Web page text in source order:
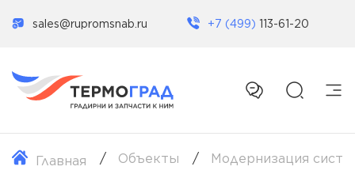
sales@rupromsnab.ru +7 (499) 113-61-20
Главная Объекты Модернизация